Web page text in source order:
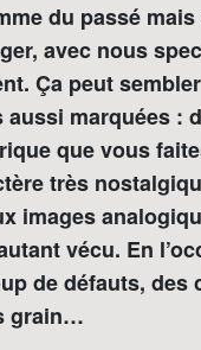
du passé
avec nous
Ça peut
marquées :
que vous
très
images
vécu. En
de défauts, des
grain…